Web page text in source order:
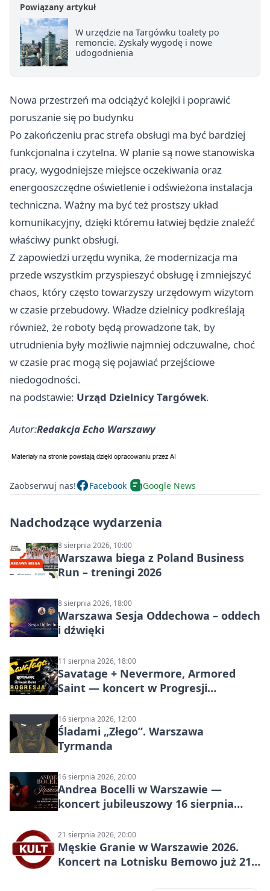
Powiązany artykuł
W urzędzie na Targówku toalety po
remoncie. Zyskały wygodę i nowe
udogodnienia
Nowa przestrzeń ma odciążyć kolejki i poprawić
poruszanie się po budynku
Po zakończeniu prac strefa obsługi ma być bardziej
funkcjonalna i czytelna. W planie są nowe stanowiska
pracy, wygodniejsze miejsce oczekiwania oraz
energooszczędne oświetlenie i odświeżona instalacja
techniczna. Ważny ma być też prostszy układ
komunikacyjny, dzięki któremu łatwiej będzie znaleźć
właściwy punkt obsługi.
Z zapowiedzi urzędu wynika, że modernizacja ma
przede wszystkim przyspieszyć obsługę i zmniejszyć
chaos, który często towarzyszy urzędowym wizytom
w czasie przebudowy. Władze dzielnicy podkreślają
również, że roboty będą prowadzone tak, by
utrudnienia były możliwie najmniej odczuwalne, choć
w czasie prac mogą się pojawiać przejściowe
niedogodności.
na podstawie: Urząd Dzielnicy Targówek.
Autor:Redakcja Echo Warszawy
Zaobserwuj nas! Facebook Google News
Nadchodzące wydarzenia
8 sierpnia 2026, 10:00
Warszawa biega z Poland Business
Run – treningi 2026
8 sierpnia 2026, 18:00
Warszawa Sesja Oddechowa – oddech
i dźwięki
11 sierpnia 2026, 18:00
Savatage + Nevermore, Armored
Saint — koncert w Progresji
16 sierpnia 2026, 12:00
Śladami „Złego”. Warszawa
Tyrmanda
16 sierpnia 2026, 20:00
Andrea Bocelli w Warszawie —
koncert jubileuszowy 16 sierpnia
21 sierpnia 2026, 20:00
Męskie Granie w Warszawie 2026.
Koncert na Lotnisku Bemowo już 21